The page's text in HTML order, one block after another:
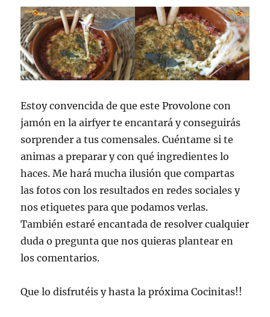
Estoy convencida de que este Provolone con
jamón en la airfyer te encantará y conseguirás
sorprender a tus comensales. Cuéntame si te
animas a preparar y con qué ingredientes lo
haces. Me hará mucha ilusión que compartas
las fotos con los resultados en redes sociales y
nos etiquetes para que podamos verlas.
También estaré encantada de resolver cualquier
duda o pregunta que nos quieras plantear en
los comentarios.
Que lo disfrutéis y hasta la próxima Cocinitas!!